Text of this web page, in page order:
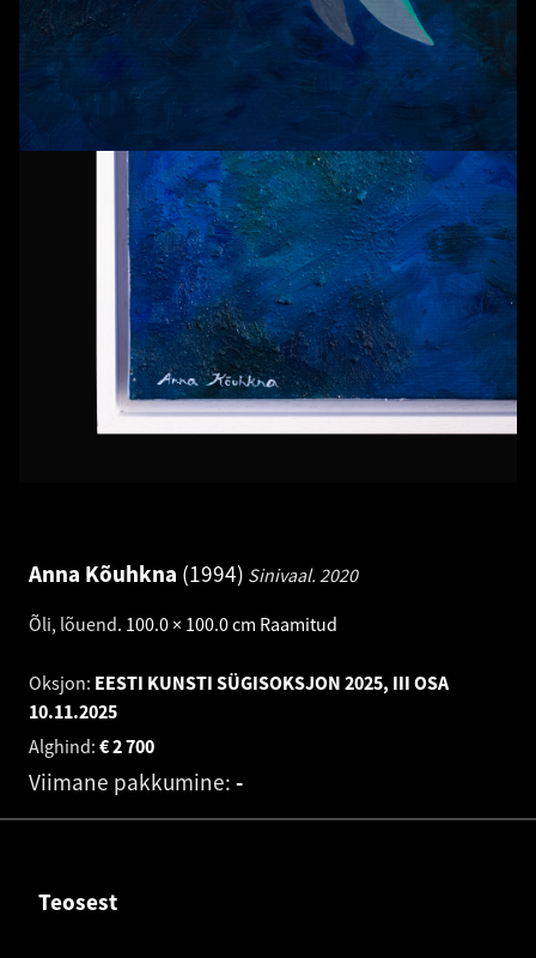
Anna Kõuhkna 1994 Sinivaal. 2020
Õli, lõuend. 100.0 × 100.0 cm Raamitud
Oksjon: EESTI KUNSTI SÜGISOKSJON 2025, III OSA
10.11.2025
Alghind:
2 700
€
Viimane pakkumine: -
Teosest